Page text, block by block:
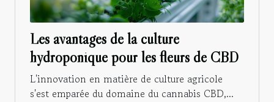
Les avantages de la culture
hydroponique pour les fleurs de CBD
L'innovation en matière de culture agricole
s'est emparée du domaine du cannabis CBD,...